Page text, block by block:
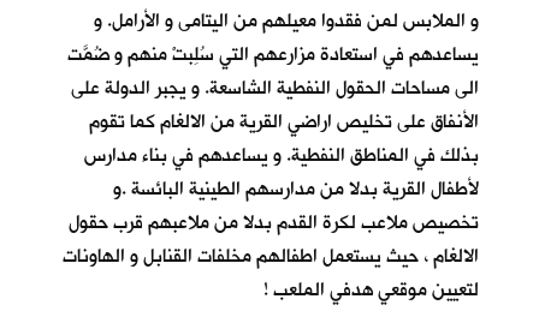
و الملابس لمن فقدوا معيلهم من اليتامى و الأرامل. و
يساعدهم في استعادة مزارعهم التي سُلِبتْ منهم و ضُمَّت
الى مساحات الحقول النفطية الشاسعة. و يجبر الدولة على
الأنفاق على تخليص اراضي القرية من الالغام كما تقوم
بذلك في المناطق النفطية. و يساعدهم في بناء مدارس
لأطفال القرية بدلا من مدارسهم الطينية البائسة .و
تخصيص ملاعب لكرة القدم بدلا من ملاعبهم قرب حقول
الالغام ، حيث يستعمل اطفالهم مخلفات القنابل و الهاونات
لتعيين موقعي هدفي الملعب !